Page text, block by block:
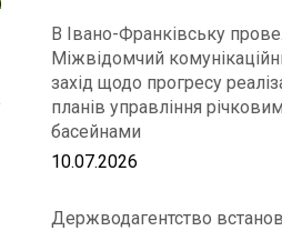
В Івано-Франківську
Міжвідомчий
захід щодо прогресу
планів управління
басейнами
10.07.2026
Держводагентство